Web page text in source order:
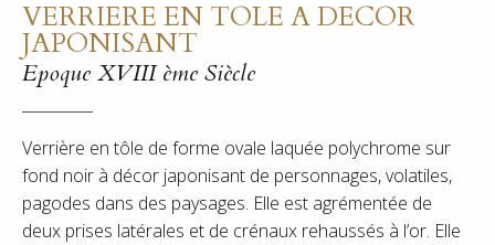
VERRIERE EN TOLE A DECOR
JAPONISANT
Epoque XVIII ème Siècle
Verrière en tôle de forme ovale laquée polychrome sur
fond noir à décor japonisant de personnages, volatiles,
pagodes dans des paysages. Elle est agrémentée de
deux prises latérales et de crénaux rehaussés à l’or. Elle